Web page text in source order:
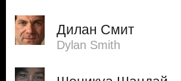
Дилан Смит
Dylan Smith